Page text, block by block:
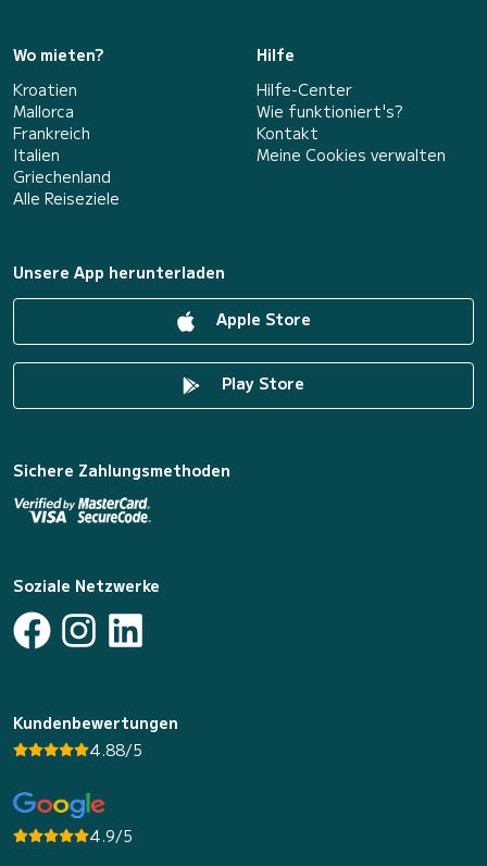
Wo mieten?
Kroatien
Mallorca
Frankreich
Italien
Griechenland
Alle Reiseziele
Hilfe
Hilfe-Center
Wie funktioniert's?
Kontakt
Meine Cookies verwalten
Unsere App herunterladen
Apple Store
Play Store
Sichere Zahlungsmethoden
Soziale Netzwerke
Kundenbewertungen
4.88/5
4.9/5